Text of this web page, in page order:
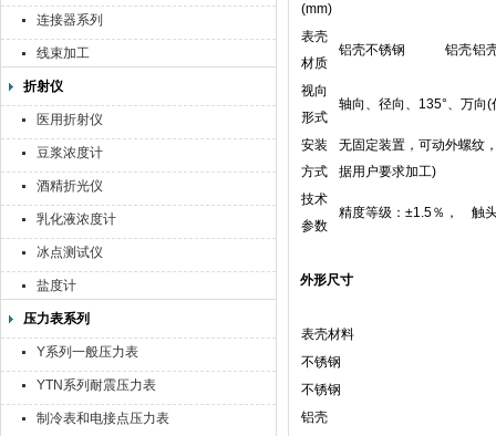
连接器系列
线束加工
折射仪
医用折射仪
豆浆浓度计
酒精折光仪
乳化液浓度计
冰点测试仪
盐度计
压力表系列
Y系列一般压力表
YTN系列耐震压力表
制冷表和电接点压力表
(mm)
表壳
材质
铝壳不锈钢 铝壳铝
视向
形式
轴向、径向、135°、万向
安装
方式
无固定装置，可动外螺纹
据用户要求加工)
技术
参数
精度等级：±1.5％， 触
外形尺寸
表壳材料
不锈钢
不锈钢
铝壳